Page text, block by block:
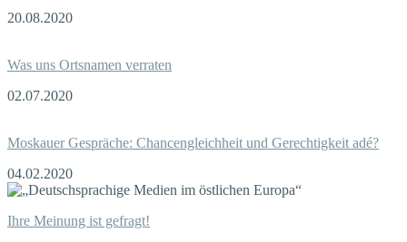
20.08.2020
Was uns Ortsnamen verraten
02.07.2020
Moskauer Gespräche: Chancengleichheit und Gerechtigkeit adé?
04.02.2020
Ihre Meinung ist gefragt!